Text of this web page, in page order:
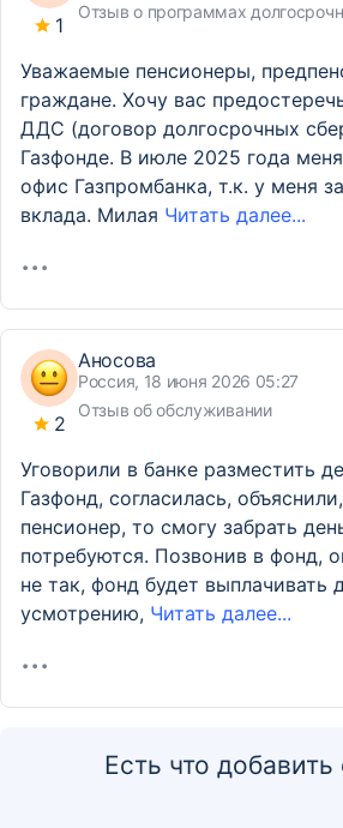
1
Отзыв о программах
Уважаемые пенсионеры,
граждане. Хочу вас
ДДС (договор долгосрочных
Газфонде. В июле 2025 года
офис Газпромбанка, т.к. у меня
вклада. Милая Читать далее...
2
Аносова
Россия, 18 июня 2026 05:27
Отзыв об обслуживании
Уговорили в банке разместить
Газфонд, согласилась,
пенсионер, то смогу забрать
потребуются. Позвонив в фонд,
не так, фонд будет выплачивать
усмотрению, Читать далее...
Есть что